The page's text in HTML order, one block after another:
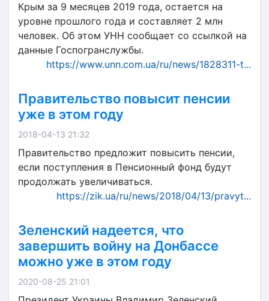
Крым за 9 месяцев 2019 года, остается на
уровне прошлого года и составляет 2 млн
человек. Об этом УНН сообщает со ссылкой на
данные Госпогранслужбы.
https://www.unn.com.ua/ru/news/1828311-t...
Правительство повысит пенсии
уже в этом году
2018-04-13 21:32
Правительство предложит повысить пенсии,
если поступления в Пенсионный фонд будут
продолжать увеличиваться.
https://zik.ua/ru/news/2018/04/13/pravyt...
Зеленский надеется, что
завершить войну на Донбассе
можно уже в этом году
2020-08-25 21:01